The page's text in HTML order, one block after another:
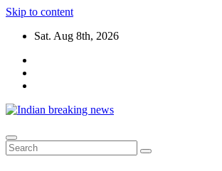
Skip to content
Sat. Aug 8th, 2026